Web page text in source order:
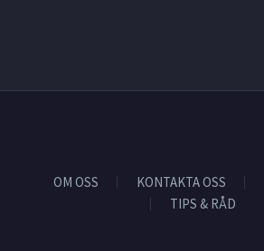
OM OSS KONTAKTA OSS
TIPS & RÅD